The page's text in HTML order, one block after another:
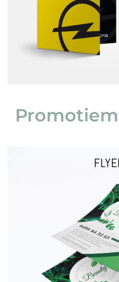
FLYERS
Laat je flyer bedrukken zoals jij het
zwart-wit, alle formaten zijn
VRAAG EEN